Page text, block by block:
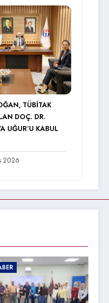
TÜBİTAK
DOÇ. DR.
UĞUR’U KABUL
2026